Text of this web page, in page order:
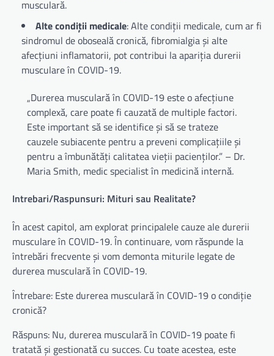
musculară.
Alte condiții medicale: Alte condiții medicale, cum ar fi
sindromul de oboseală cronică, fibromialgia și alte
afecțiuni inflamatorii, pot contribui la apariția durerii
musculare în COVID-19.
„Durerea musculară în COVID-19 este o afecțiune
complexă, care poate fi cauzată de multiple factori.
Este important să se identifice și să se trateze
cauzele subiacente pentru a preveni complicațiile și
pentru a îmbunătăți calitatea vieții pacienților.” – Dr.
Maria Smith, medic specialist în medicină internă.
Intrebari/Raspunsuri: Mituri sau Realitate?
În acest capitol, am explorat principalele cauze ale durerii
musculare în COVID-19. În continuare, vom răspunde la
întrebări frecvente și vom demonta miturile legate de
durerea musculară în COVID-19.
Întrebare: Este durerea musculară în COVID-19 o condiție
cronică?
Răspuns: Nu, durerea musculară în COVID-19 poate fi
tratată și gestionată cu succes. Cu toate acestea, este